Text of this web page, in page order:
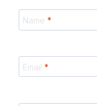
Name *
Email *